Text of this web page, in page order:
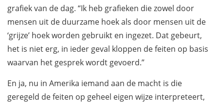
grafiek van de dag. “Ik heb grafieken die zowel door
mensen uit de duurzame hoek als door mensen uit de
‘grijze’ hoek worden gebruikt en ingezet. Dat gebeurt,
het is niet erg, in ieder geval kloppen de feiten op basis
waarvan het gesprek wordt gevoerd.”
En ja, nu in Amerika iemand aan de macht is die
geregeld de feiten op geheel eigen wijze interpreteert,